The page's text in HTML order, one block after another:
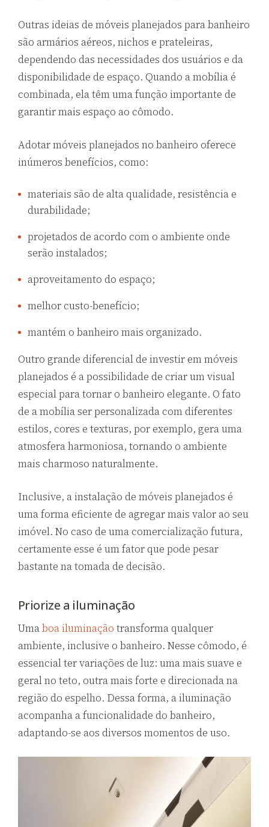
Outras ideias de móveis planejados para banheiro
são armários aéreos, nichos e prateleiras,
dependendo das necessidades dos usuários e da
disponibilidade de espaço. Quando a mobília é
combinada, ela têm uma função importante de
garantir mais espaço ao cômodo.
Adotar móveis planejados no banheiro oferece
inúmeros benefícios, como:
materiais são de alta qualidade, resistência e
durabilidade;
projetados de acordo com o ambiente onde
serão instalados;
aproveitamento do espaço;
melhor custo-benefício;
mantém o banheiro mais organizado.
Outro grande diferencial de investir em móveis
planejados é a possibilidade de criar um visual
especial para tornar o banheiro elegante. O fato
de a mobília ser personalizada com diferentes
estilos, cores e texturas, por exemplo, gera uma
atmosfera harmoniosa, tornando o ambiente
mais charmoso naturalmente.
Inclusive, a instalação de móveis planejados é
uma forma eficiente de agregar mais valor ao seu
imóvel. No caso de uma comercialização futura,
certamente esse é um fator que pode pesar
bastante na tomada de decisão.
Priorize a iluminação
Umaboa iluminação transforma qualquer
ambiente, inclusive o banheiro. Nesse cômodo, é
essencial ter variações de luz: uma mais suave e
geral no teto, outra mais forte e direcionada na
região do espelho. Dessa forma, a iluminação
acompanha a funcionalidade do banheiro,
adaptando-se aos diversos momentos de uso.